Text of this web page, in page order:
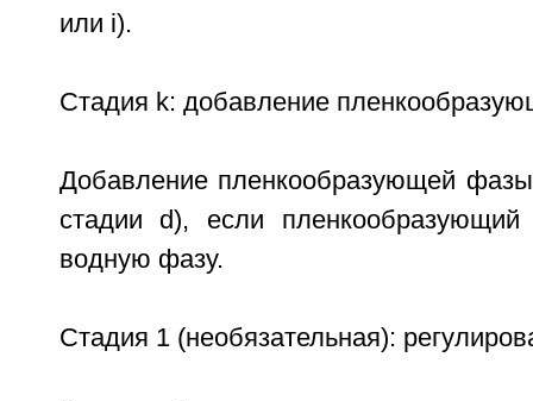
или i).
Стадия k: добавление
Добавление пленкообразующей
стадии d), если
водную фазу.
Стадия 1 (необязательная):